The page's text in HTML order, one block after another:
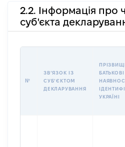
2.2. Інформація про
суб'єкта
№
ЗВʼЯЗОК ІЗ
СУБʼЄКТОМ
ДЕКЛАРУВАННЯ
УКРАЇНІ